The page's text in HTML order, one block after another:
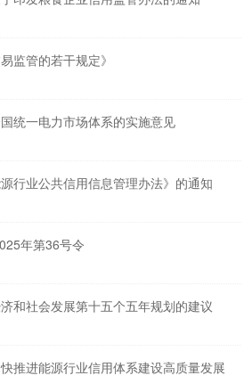
监管的若干规定》
统一电力市场体系的实施意见
行业公共信用信息管理办法》的通知
年第36号令
和社会发展第十五个五年规划的建议
推进能源行业信用体系建设高质量发展